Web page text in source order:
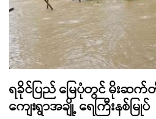
ရခိုင်ပြည် မြေပုံတွင် မိုးဆ
ကျေးရွာအချို့ ရေကြီးနစ်မြုပ်